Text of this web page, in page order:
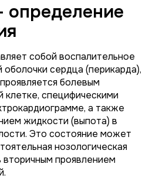
определение
собой воспалительное
сердца (перикарда),
болевым
клетке, специфическими
а также
жидкости (выпота) в
Это состояние может
нозологическая
проявлением